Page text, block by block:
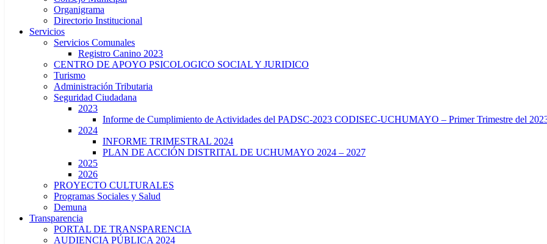
Organigrama
Directorio Institucional
Servicios
Servicios Comunales
Registro Canino 2023
CENTRO DE APOYO PSICOLOGICO SOCIAL Y JURIDICO
Turismo
Administración Tributaria
Seguridad Ciudadana
2023
Informe de Cumplimiento de Actividades del PADSC-2023 CODISEC-UCHUMAYO – Primer Trimestre del
2024
INFORME TRIMESTRAL 2024
PLAN DE ACCIÓN DISTRITAL DE UCHUMAYO 2024 – 2027
2025
2026
PROYECTO CULTURALES
Programas Sociales y Salud
Demuna
Transparencia
PORTAL DE TRANSPARENCIA
AUDIENCIA PÚBLICA 2024